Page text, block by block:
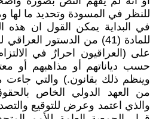
للنظر في المسودة وتحديد ما لها
في البداية يمكن القول ان هذه
على (العراقيون احرارٌ في
حسب دياناتهم أو مذاهبهم أو
من العهد الدولي الخاص
والذي اعتمد وعرض للتوقيع